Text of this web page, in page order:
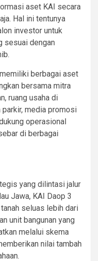
aset KAI secara
Hal ini tentunya
investor untuk
sesuai dengan
berbagai aset
bersama mitra
ruang usaha di
parkir, media promosi
operasional
di berbagai
yang dilintasi jalur
Jawa, KAI Daop 3
seluas lebih dari
unit bangunan yang
melalui skema
nilai tambah